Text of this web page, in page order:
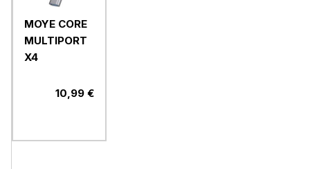
MOYE CORE
MULTIPORT
X4
10,99 €